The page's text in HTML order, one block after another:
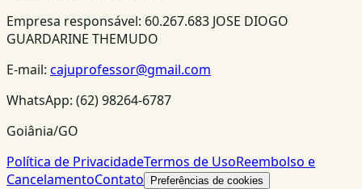
Empresa responsável: 60.267.683 JOSE DIOGO
GUARDARINE THEMUDO
E-mail: cajuprofessor@gmail.com
WhatsApp: (62) 98264-6787
Goiânia/GO
Política de PrivacidadeTermos de UsoReembolso e
CancelamentoContato Preferências de cookies